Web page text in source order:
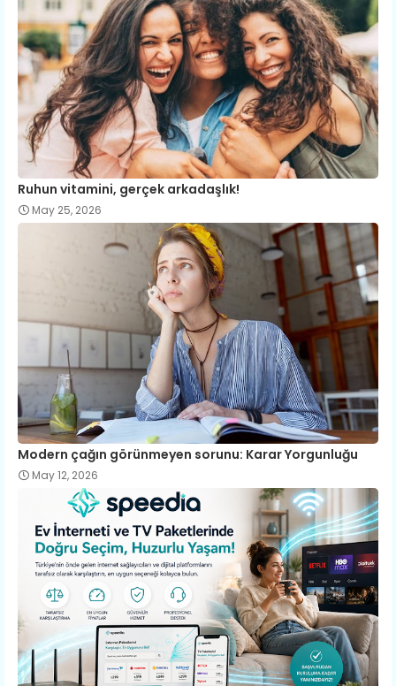
Ruhun vitamini, gerçek arkadaşlık!
May 25, 2026
Modern çağın görünmeyen sorunu: Karar Yorgunluğu
May 12, 2026